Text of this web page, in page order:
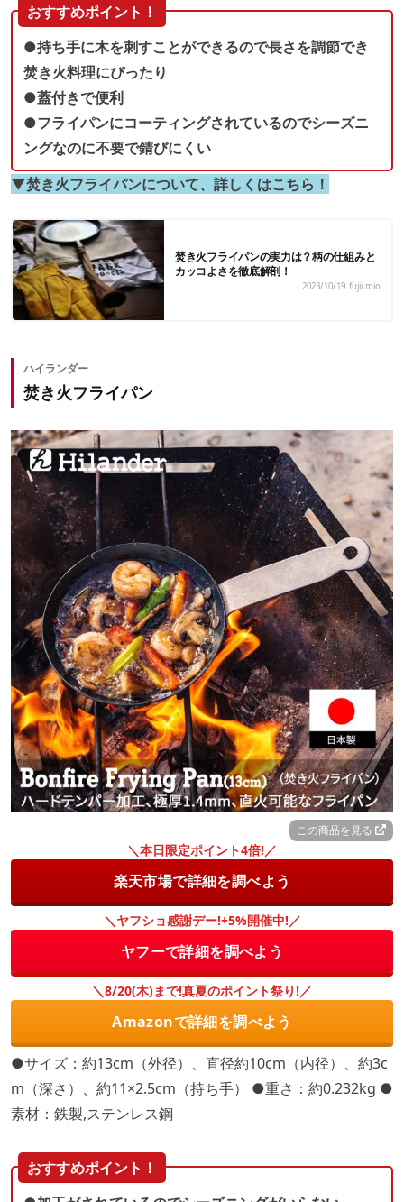
おすすめポイント！
●持ち手に木を刺すことができるので長さを調節でき
焚き火料理にぴったり
●蓋付きで便利
●フライパンにコーティングされているのでシーズニ
ングなのに不要で錆びにくい
▼焚き火フライパンについて、詳しくはこちら！
焚き火フライパンの実力は？柄の仕組みと
カッコよさを徹底解剖！
2023/10/19 fujii mio
ハイランダー
焚き火フライパン
この商品を見る
＼本日限定ポイント4倍!／
楽天市場で詳細を調べよう
＼ヤフショ感謝デー!+5%開催中!／
ヤフーで詳細を調べよう
＼8/20(木)まで!真夏のポイント祭り!／
Amazonで詳細を調べよう
●サイズ：約13cm（外径）、直径約10cm（内径）、約3c
m（深さ）、約11×2.5cm（持ち手） ●重さ：約0.232kg ●
素材：鉄製,ステンレス鋼
おすすめポイント！